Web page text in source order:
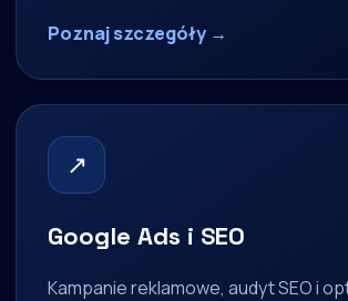
Poznaj szczegóły →
↗
Google Ads i SEO
Kampanie reklamowe, audyt SEO i